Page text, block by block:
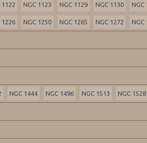
1122 NGC 1123 NGC 1129 NGC 1130 NGC
1226 NGC 1250 NGC 1265 NGC 1272 NGC
NGC 1444 NGC 1496 NGC 1513 NGC 1528